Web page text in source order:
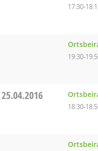
17:30-
19:30-
25.04.2016
18:30-